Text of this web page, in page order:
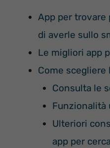
App per trovare
di averle sullo
Le migliori app
Come scegliere
Consulta le
Funzionalità
Ulteriori
app per